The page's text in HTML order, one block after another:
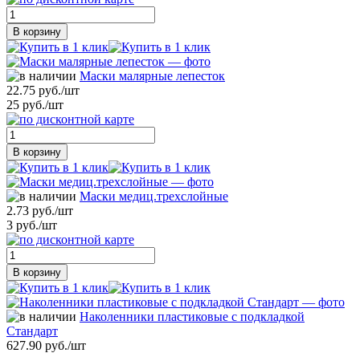
В корзину
Маски малярные лепесток
22.75 руб./шт
25 руб./шт
В корзину
Маски медиц.трехслойные
2.73 руб./шт
3 руб./шт
В корзину
Наколенники пластиковые с подкладкой
Стандарт
627.90 руб./шт